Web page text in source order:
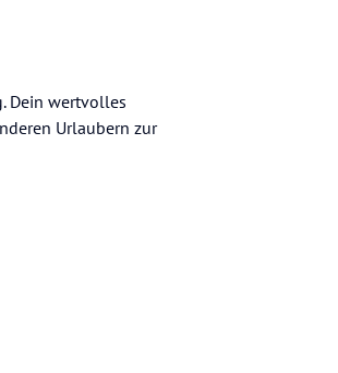
Dein wertvolles
Urlaubern zur